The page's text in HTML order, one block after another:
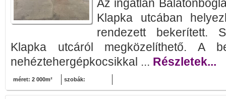
Az ingatlan
Klapka utcában
rendezett bekerített.
Klapka utcáról megközelíthető. A
nehéztehergépkocsikkal ... Részletek...
méret: 2 000m² szobák: